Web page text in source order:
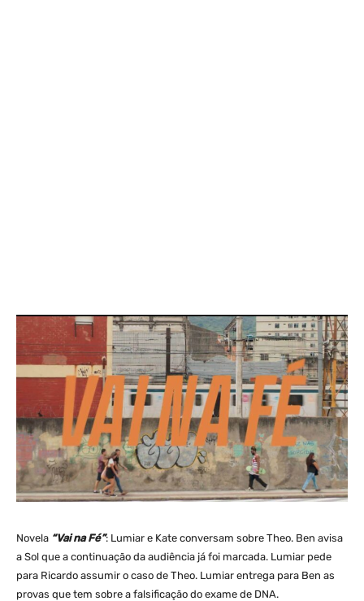
Novela “Vai na Fé”: Lumiar e Kate conversam sobre Theo. Ben avisa
a Sol que a continuação da audiência já foi marcada. Lumiar pede
para Ricardo assumir o caso de Theo. Lumiar entrega para Ben as
provas que tem sobre a falsificação do exame de DNA.